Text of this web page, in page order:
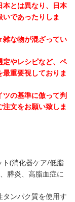
本とは異なり、日本
であったりしま
雑な物が混ざってい
定やレシピなど、ペ
重要視しておりま
ツの基準に倣って判
文をお願い致しま
ト(消化器ケア/低脂
膵炎、高脂血症に
ンパク質を使用す